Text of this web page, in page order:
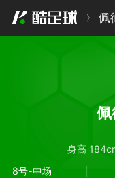
佩
身高
8号-中场